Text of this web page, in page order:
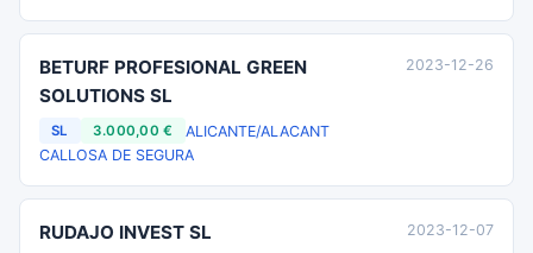
BETURF PROFESIONAL GREEN
SOLUTIONS SL
SL 3.000,00 €
ALICANTE/ALACANT
CALLOSA DE SEGURA
2023-12-26
RUDAJO INVEST SL 2023-12-07